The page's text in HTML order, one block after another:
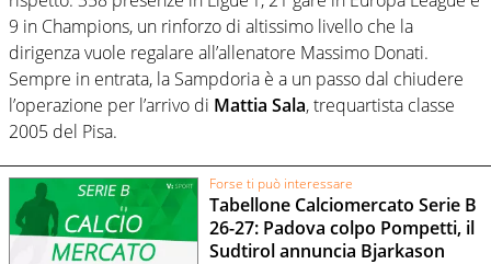
9 in Champions, un rinforzo di altissimo livello che la
dirigenza vuole regalare all’allenatore Massimo Donati.
Sempre in entrata, la Sampdoria è a un passo dal chiudere
l’operazione per l’arrivo di Mattia Sala, trequartista classe
2005 del Pisa.
Forse ti può interessare
Tabellone Calciomercato Serie B
26-27: Padova colpo Pompetti, il
Sudtirol annuncia Bjarkason